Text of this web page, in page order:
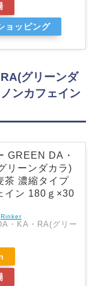
ョッピング
グリーンダ
ンカフェイン
GREEN DA・
リーンダカラ)
茶 濃縮タイプ
イン 180ｇ×30
Rinker
・KA・RA(グリー